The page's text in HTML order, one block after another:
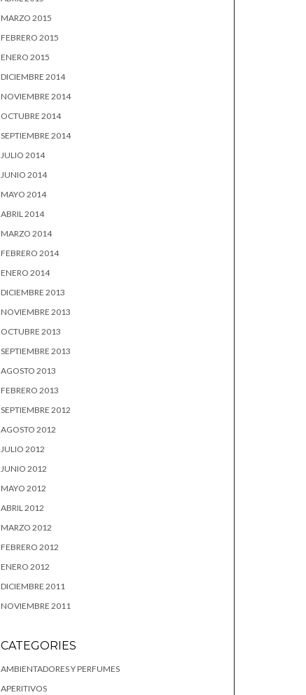
MARZO 2015
FEBRERO 2015
ENERO 2015
DICIEMBRE 2014
NOVIEMBRE 2014
OCTUBRE 2014
SEPTIEMBRE 2014
JULIO 2014
JUNIO 2014
MAYO 2014
ABRIL 2014
MARZO 2014
FEBRERO 2014
ENERO 2014
DICIEMBRE 2013
NOVIEMBRE 2013
OCTUBRE 2013
SEPTIEMBRE 2013
AGOSTO 2013
FEBRERO 2013
SEPTIEMBRE 2012
AGOSTO 2012
JULIO 2012
JUNIO 2012
MAYO 2012
ABRIL 2012
MARZO 2012
FEBRERO 2012
ENERO 2012
DICIEMBRE 2011
NOVIEMBRE 2011
CATEGORIES
AMBIENTADORES Y PERFUMES
APERITIVOS